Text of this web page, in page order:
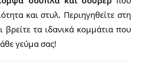
και στυλ. Περιηγηθείτε στη
βρείτε τα ιδανικά κομμάτια που
γεύμα σας!